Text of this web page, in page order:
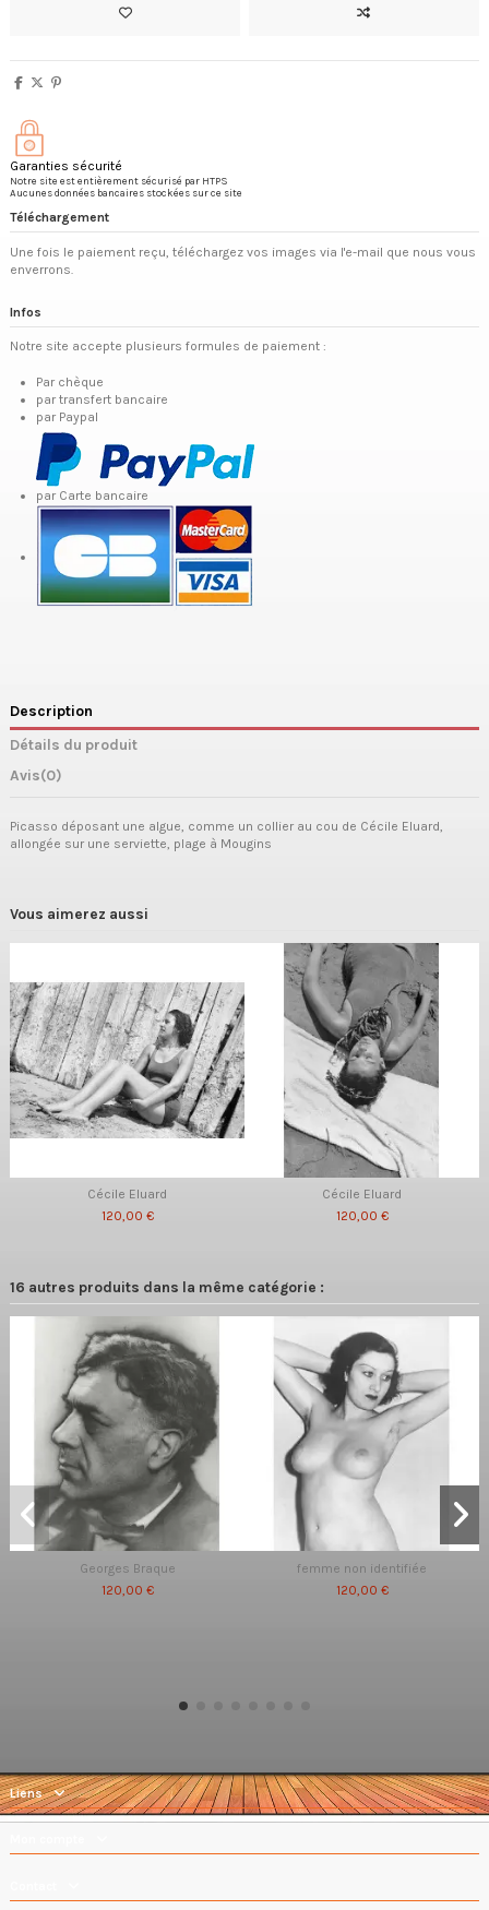
Garanties sécurité
Notre site est entièrement sécurisé par HTPS
Aucunes données bancaires stockées sur ce site
Téléchargement
Une fois le paiement reçu, téléchargez vos images via l'e-mail que nous vous
enverrons.
Infos
Notre site accepte plusieurs formules de paiement :
Par chèque
par transfert bancaire
par Paypal
par Carte bancaire
Description
Détails du produit
Avis(0)
Picasso déposant une algue, comme un collier au cou de Cécile Eluard,
allongée sur une serviette, plage à Mougins
Vous aimerez aussi
Cécile Eluard
120,00 €
Cécile Eluard
120,00 €
16 autres produits dans la même catégorie :
Georges Braque
120,00 €
femme non identifiée
120,00 €
Liens